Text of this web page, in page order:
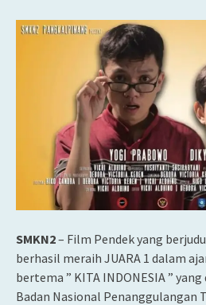
SMKN2– Film Pendek yang
berhasil meraih JUARA 1 dalam
bertema ” KITA INDONESIA ”
Badan Nasional Penanggulangan